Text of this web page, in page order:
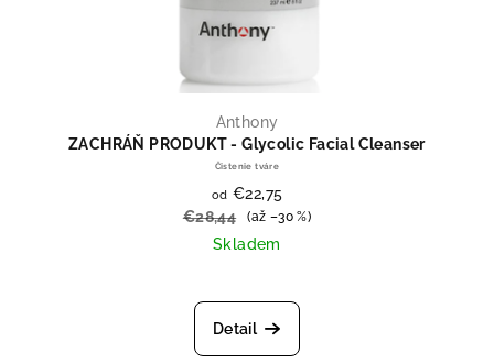
Anthony
ZACHRÁŇ PRODUKT - Glycolic Facial Cleanser
Čistenie tváre
od €22,75
€28,44
(až –30 %)
Skladem
Detail